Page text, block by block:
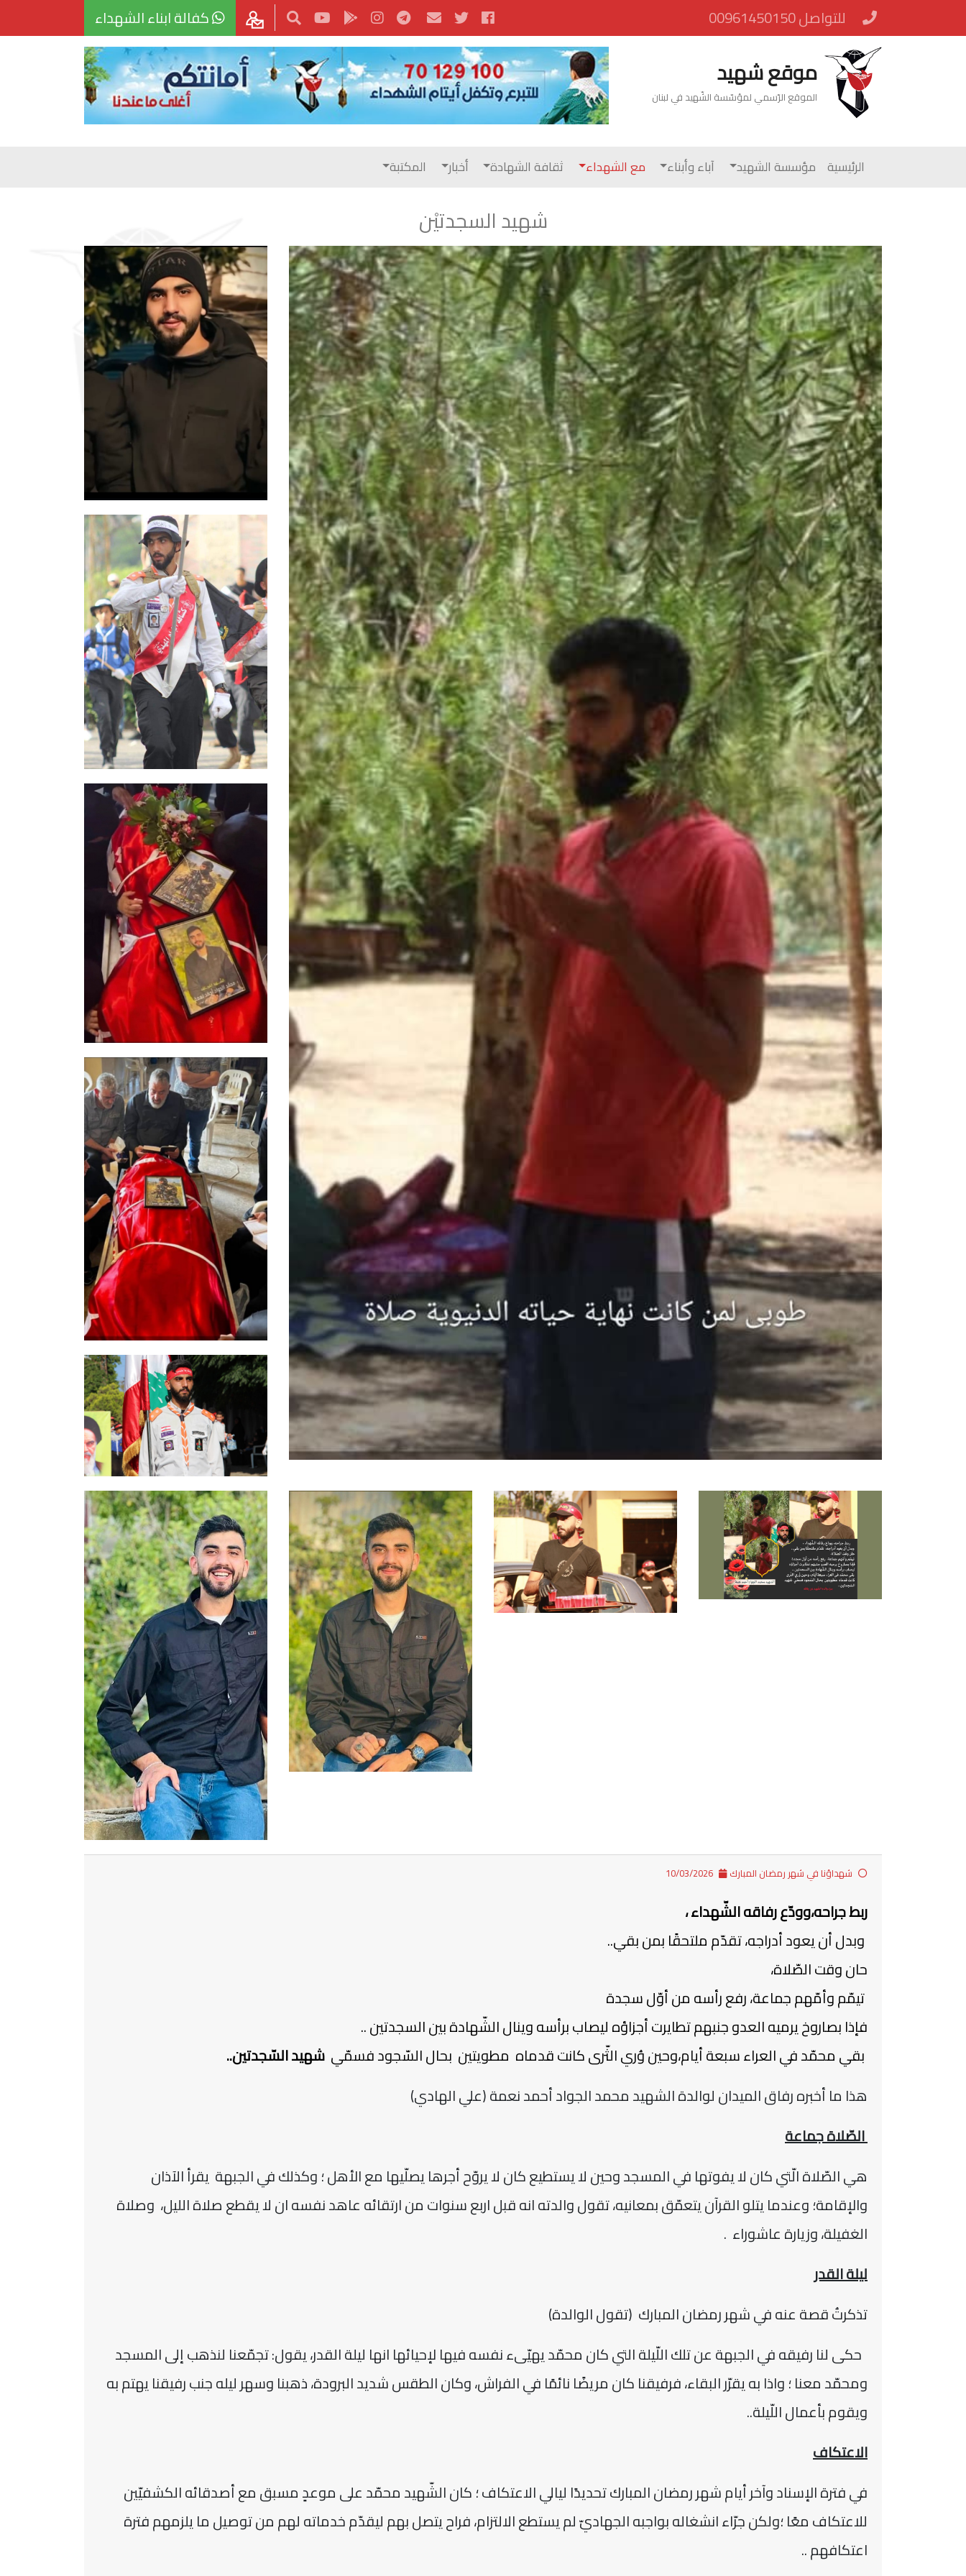
للتواصل 00961450150 كفالة ابناء الشهداء
موقع شهيد
الموقع الرّسمي لمؤسّسة الشّهيد في لبنان
الرئيسية مؤسسة الشهيد آباء وأبناء مع الشهداء ثقافة الشهادة أخبار المكتبة
شهيد السجدتيْن
شهداؤنا في شهر رمضان المبارك
ربط جراحه،وودّع رفاقه الشّهداء ،
وبدل أن يعود أدراجه، تقدّم ملتحقًا بمن بقي..
حان وقت الصّلاة،
تيمّم وأمّهم جماعة، رفع رأسه من أوّل سجدة
فإذا بصاروخ يرميه العدو جنبهم تطايرت أجزاؤه ليصاب برأسه وينال الشّهادة بين السجدتين ..
بقي محمّد في العراء سبعة أيام،وحين وُري الثّرى كانت قدماه مطويتين بحال السّجود فسمّي شهيد السّجدتين..
هذا ما أخبره رفاق الميدان لوالدة الشهيد محمد الجواد أحمد نعمة (علي الهادي)
الصّلاة جماعة
هي الصّلاة الّتي كان لا يفوتها في المسجد وحين لا يستطيع كان لا يروّح أجرها يصلّيها مع الأهل ؛ وكذلك في الجبهة يقرأ الآذان
والإقامة؛ وعندما يتلو القرآن يتعمّق بمعانيه، تقول والدته انه قبل اربع سنوات من ارتقائه عاهد نفسه ان لا يقطع صلاة الليل، وصلاة
الغفيلة، وزيارة عاشوراء .
ليلة القدر
تذكرتُ قصة عنه في شهر رمضان المبارك (تقول الوالدة)
حكى لنا رفيقه في الجبهة عن تلك اللّيلة التي كان محمّد يهيّىء نفسه فيها لإحيائها انها ليلة القدر، يقول: تجمّعنا لنذهب إلى المسجد
ومحمّد معنا ؛ واذا به يقرّر البقاء، فرفيقنا كان مريضًا نائمًا في الفراش، وكان الطقس شديد البرودة، ذهبنا وسهر ليله جنب رفيقنا يهتم به
ويقوم بأعمال اللّيلة..
الاعتكاف
في فترة الإسناد وآخر أيام شهر رمضان المبارك تحديدًا ليالي الاعتكاف ؛ كان الشّهيد محمّد على موعدٍ مسبق مع أصدقائه الكشفيّين
للاعتكاف معًا ؛ولكن جرّاء انشغاله بواجبه الجهاديّ لم يستطع الالتزام، فراح يتصل بهم ليقدّم خدماته لهم من توصيل ما يلزمهم فترة
اعتكافهم ..